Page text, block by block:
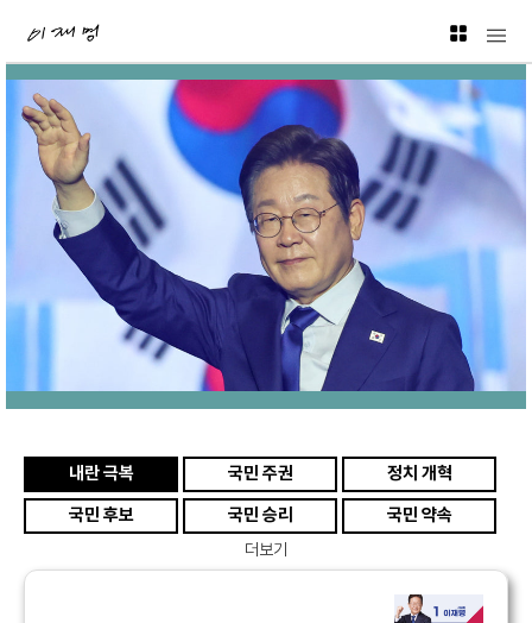
내란 극복 국민 주권
정치 개혁
국민 후보
국민 승리
국민 약속
대표 재명
데일리 쇼츠 소개
더보기
원챗 AI-OS
● 운영 비서